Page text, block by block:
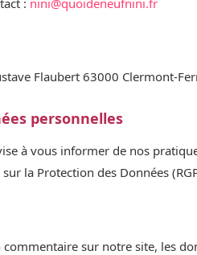
Flaubert 63000 Clermont-
personnelles
à vous informer de nos
la Protection des Données
commentaire sur notre site, les